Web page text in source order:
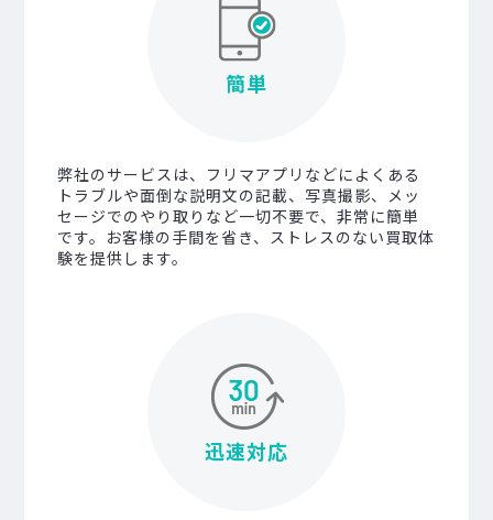
簡単
弊社のサービスは、フリマアプリなどによくある
トラブルや面倒な説明文の記載、写真撮影、メッ
セージでのやり取りなど一切不要で、非常に簡単
です。お客様の手間を省き、ストレスのない買取体
験を提供します。
迅速対応